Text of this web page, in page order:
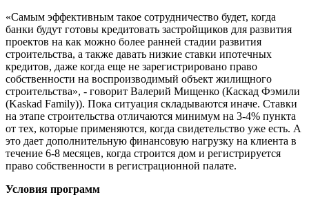
«Самым эффективным такое сотрудничество будет, когда
банки будут готовы кредитовать застройщиков для развития
проектов на как можно более ранней стадии развития
строительства, а также давать низкие ставки ипотечных
кредитов, даже когда еще не зарегистрировано право
собственности на воспроизводимый объект жилищного
строительства», - говорит Валерий Мищенко (Каскад Фэмили
(Kaskad Family)). Пока ситуация складываются иначе. Ставки
на этапе строительства отличаются минимум на 3-4% пункта
от тех, которые применяются, когда свидетельство уже есть. А
это дает дополнительную финансовую нагрузку на клиента в
течение 6-8 месяцев, когда строится дом и регистрируется
право собственности в регистрационной палате.
Условия программ